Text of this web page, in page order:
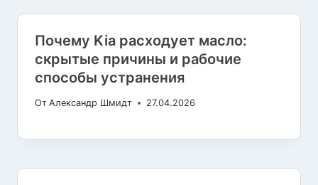
Почему Kia расходует масло:
скрытые причины и рабочие
способы устранения
От Александр Шмидт 27.04.2026